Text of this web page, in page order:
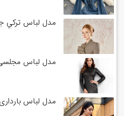
مدل لباس تركي
مدل لباس مجلسی
مدل لباس